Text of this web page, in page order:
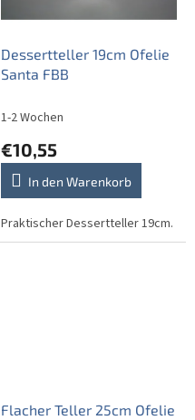
Dessertteller 19cm Ofelie
Santa FBB
1-2 Wochen
€10,55
In den Warenkorb
Praktischer Dessertteller 19cm.
Flacher Teller 25cm Ofelie